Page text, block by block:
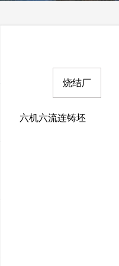
烧结厂
六机六流连铸坯